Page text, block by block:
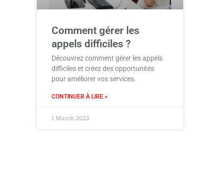
Comment gérer les
appels difficiles ?
Découvrez comment gérer les appels
difficiles et créez des opportunités
pour améliorer vos services.
CONTINUER À LIRE »
1 March 2023